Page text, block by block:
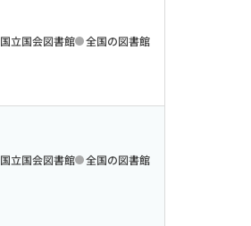
国立国会図書館 全国の図書館
国立国会図書館 全国の図書館